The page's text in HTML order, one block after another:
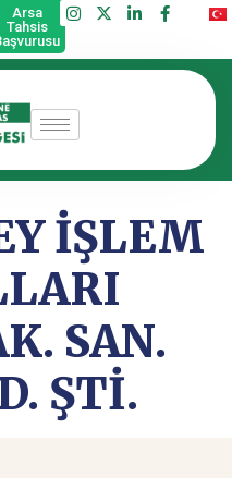
Arsa
Tahsis
İŞLEM
SAN.
ŞTİ.